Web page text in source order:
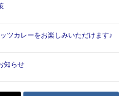
ツカレーをお楽しみいただけます♪
知らせ